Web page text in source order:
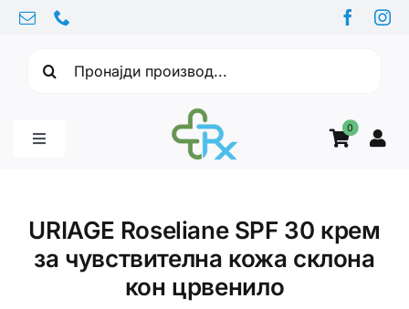
Skip
content
0
Toggle
Витамини
URIAGE Roseliane SPF 30 крем
за чувствителна кожа склона
кон црвенило